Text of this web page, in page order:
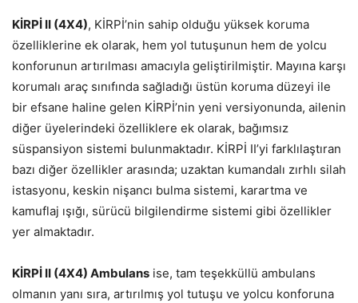
KİRPİ II (4X4), KİRPİ’nin sahip olduğu yüksek koruma
özelliklerine ek olarak, hem yol tutuşunun hem de yolcu
konforunun artırılması amacıyla geliştirilmiştir. Mayına karşı
korumalı araç sınıfında sağladığı üstün koruma düzeyi ile
bir efsane haline gelen KİRPİ’nin yeni versiyonunda, ailenin
diğer üyelerindeki özelliklere ek olarak, bağımsız
süspansiyon sistemi bulunmaktadır. KİRPİ II’yi farklılaştıran
bazı diğer özellikler arasında; uzaktan kumandalı zırhlı silah
istasyonu, keskin nişancı bulma sistemi, karartma ve
kamuflaj ışığı, sürücü bilgilendirme sistemi gibi özellikler
yer almaktadır.
KİRPİ II (4X4) Ambulans ise, tam teşekküllü ambulans
olmanın yanı sıra, artırılmış yol tutuşu ve yolcu konforuna